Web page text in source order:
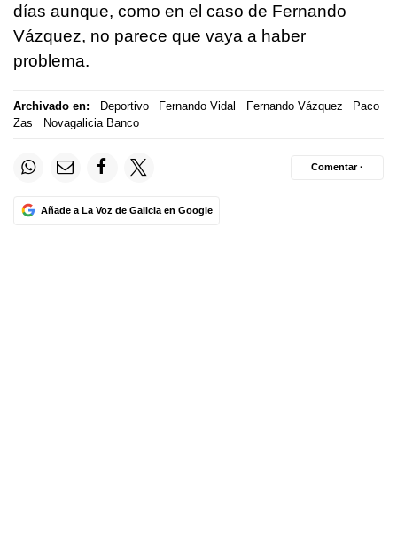
días aunque, como en el caso de Fernando
Vázquez, no parece que vaya a haber
problema.
Archivado en: Deportivo Fernando Vidal Fernando Vázquez
Paco
Zas
Novagalicia Banco
Añade a La Voz de Galicia en Google
Comentar ·